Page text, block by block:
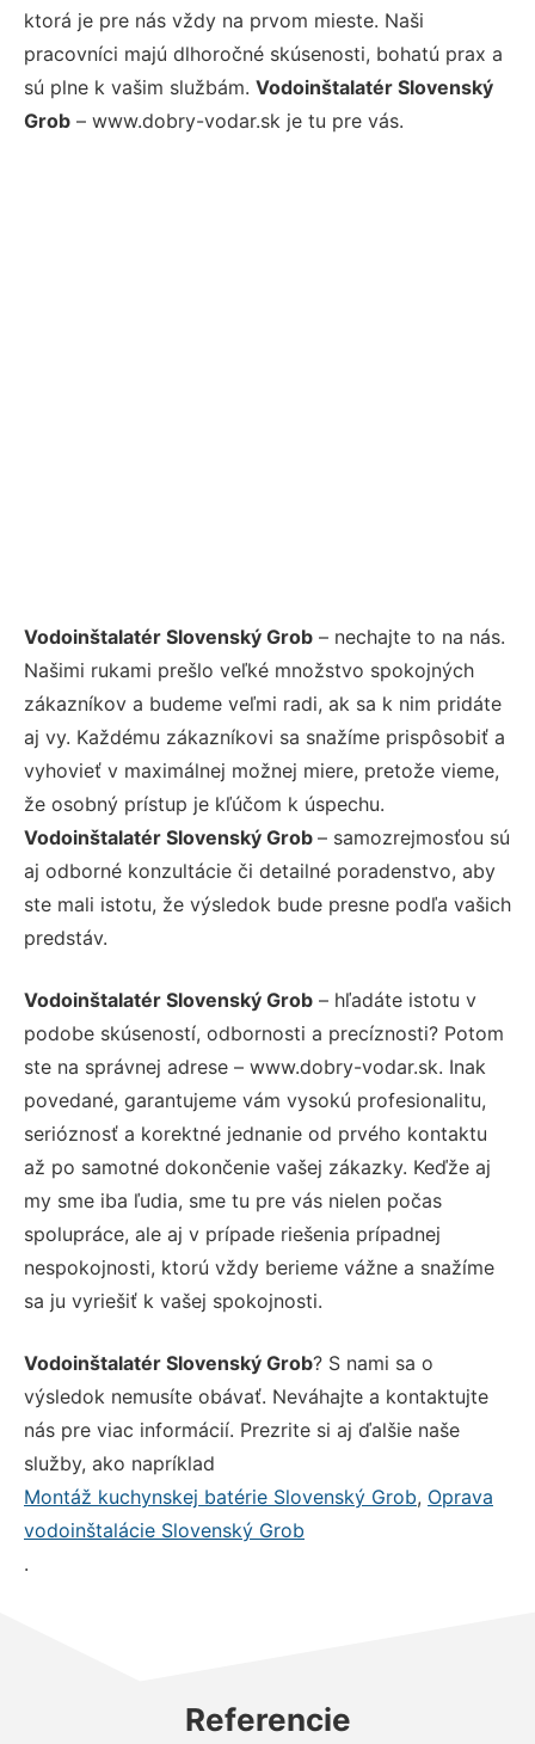
ktorá je pre nás vždy na prvom mieste. Naši
pracovníci majú dlhoročné skúsenosti, bohatú prax a
sú plne k vašim službám. Vodoinštalatér Slovenský
Grob – www.dobry-vodar.sk je tu pre vás.
Vodoinštalatér Slovenský Grob – nechajte to na nás.
Našimi rukami prešlo veľké množstvo spokojných
zákazníkov a budeme veľmi radi, ak sa k nim pridáte
aj vy. Každému zákazníkovi sa snažíme prispôsobiť a
vyhovieť v maximálnej možnej miere, pretože vieme,
že osobný prístup je kľúčom k úspechu.
Vodoinštalatér Slovenský Grob – samozrejmosťou sú
aj odborné konzultácie či detailné poradenstvo, aby
ste mali istotu, že výsledok bude presne podľa vašich
predstáv.
Vodoinštalatér Slovenský Grob – hľadáte istotu v
podobe skúseností, odbornosti a precíznosti? Potom
ste na správnej adrese – www.dobry-vodar.sk. Inak
povedané, garantujeme vám vysokú profesionalitu,
serióznosť a korektné jednanie od prvého kontaktu
až po samotné dokončenie vašej zákazky. Keďže aj
my sme iba ľudia, sme tu pre vás nielen počas
spolupráce, ale aj v prípade riešenia prípadnej
nespokojnosti, ktorú vždy berieme vážne a snažíme
sa ju vyriešiť k vašej spokojnosti.
Vodoinštalatér Slovenský Grob? S nami sa o
výsledok nemusíte obávať. Neváhajte a kontaktujte
nás pre viac informácií. Prezrite si aj ďalšie naše
služby, ako napríklad
Montáž kuchynskej batérie Slovenský Grob, Oprava
vodoinštalácie Slovenský Grob
.
Referencie